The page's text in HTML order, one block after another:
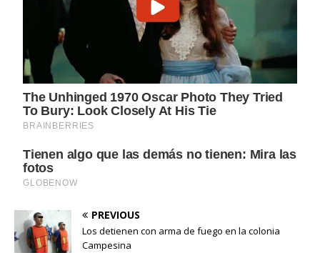
PREVIOUS
Los detienen con arma de fuego en la colonia
Campesina